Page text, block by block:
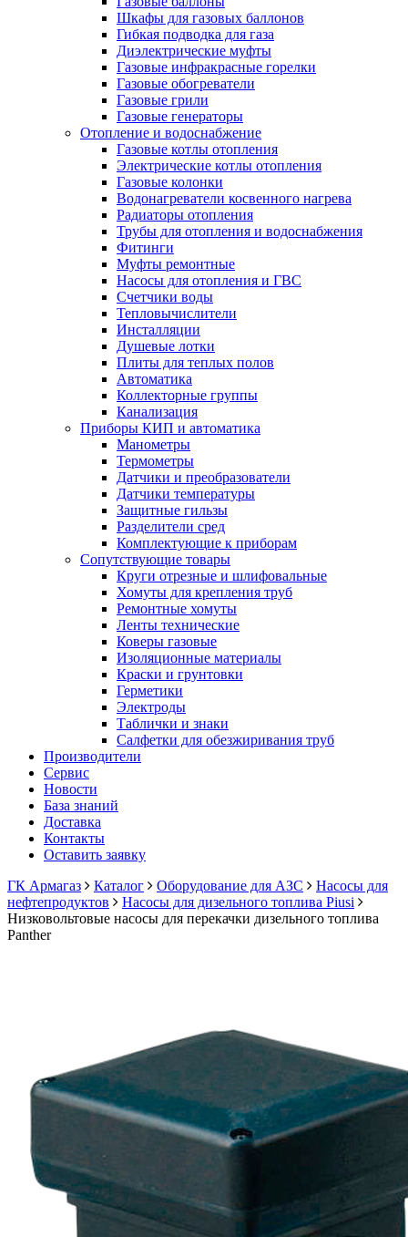
Шкафы для газовых баллонов
Гибкая подводка для газа
Диэлектрические муфты
Газовые инфракрасные горелки
Газовые обогреватели
Газовые грили
Газовые генераторы
Отопление и водоснабжение
Газовые котлы отопления
Электрические котлы отопления
Газовые колонки
Водонагреватели косвенного нагрева
Радиаторы отопления
Трубы для отопления и водоснабжения
Фитинги
Муфты ремонтные
Насосы для отопления и ГВС
Счетчики воды
Тепловычислители
Инсталляции
Душевые лотки
Плиты для теплых полов
Автоматика
Коллекторные группы
Канализация
Приборы КИП и автоматика
Манометры
Термометры
Датчики и преобразователи
Датчики температуры
Защитные гильзы
Разделители сред
Комплектующие к приборам
Сопутствующие товары
Круги отрезные и шлифовальные
Хомуты для крепления труб
Ремонтные хомуты
Ленты технические
Коверы газовые
Изоляционные материалы
Краски и грунтовки
Герметики
Электроды
Таблички и знаки
Салфетки для обезжиривания труб
Производители
Сервис
Новости
База знаний
Доставка
Контакты
Оставить заявку
ГК Армагаз
Каталог Оборудование для АЗС
Насосы для
нефтепродуктов
Насосы для дизельного топлива Piusi
Низковольтовые насосы для перекачки дизельного топлива
Panther